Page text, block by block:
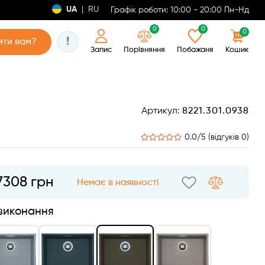
UA RU Графік роботи: 10:00 - 20:00 Пн-Нд
вам? !
Запис
0
Порівняння
0
Побажаня
0
Кошик
Артикул:8221.301.0938
0.0/5 (відгуків 0)
грн Немає в наявності